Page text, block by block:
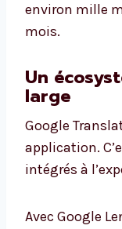
environ mille
mois.
Un
large
Google
application.
intégrés à
Avec Google